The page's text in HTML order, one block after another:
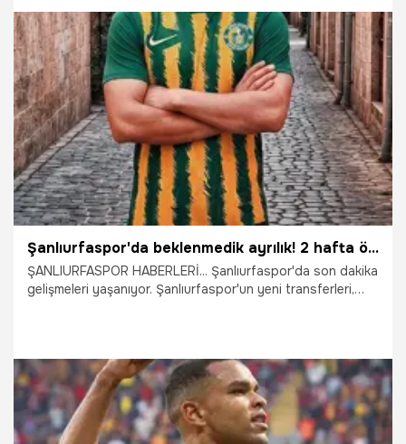
4.08.2026 Gündem
Şanlıurfaspor'da beklenmedik ayrılık! 2 hafta önce geldi, forma giymeden gitti
ŞANLIURFASPOR HABERLERİ... Şanlıurfaspor'da son dakika
gelişmeleri yaşanıyor. Şanlıurfaspor'un yeni transferleri,
4.08.2026 Şanlıurfa